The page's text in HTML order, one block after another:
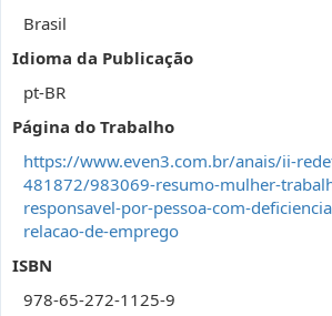
Brasil
Idioma da Publicação
pt-BR
Página do Trabalho
https://www.even3.com.br/anais/ii-
481872/983069-resumo-mulher-
responsavel-por-pessoa-com-
relacao-de-emprego
ISBN
978-65-272-1125-9